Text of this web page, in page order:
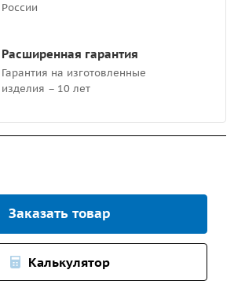
России
Расширенная гарантия
Гарантия на изготовленные
изделия – 10 лет
Заказать товар
Калькулятор